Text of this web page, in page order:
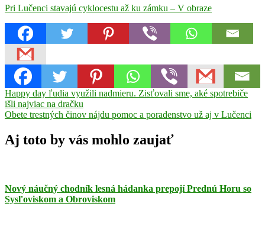
Pri Lučenci stavajú cyklocestu až ku zámku – V obraze
Navigácia
v
Previous
Post:
Happy day ľudia využili nadmieru. Zisťovali sme, aké spotrebiče
išli najviac na dračku
Next
Obete trestných činov nájdu pomoc a poradenstvo už aj v Lučenci
Aj toto by vás mohlo zaujať
Nový náučný chodník lesná hádanka prepojí Prednú Horu so
Sysľoviskom a Obroviskom